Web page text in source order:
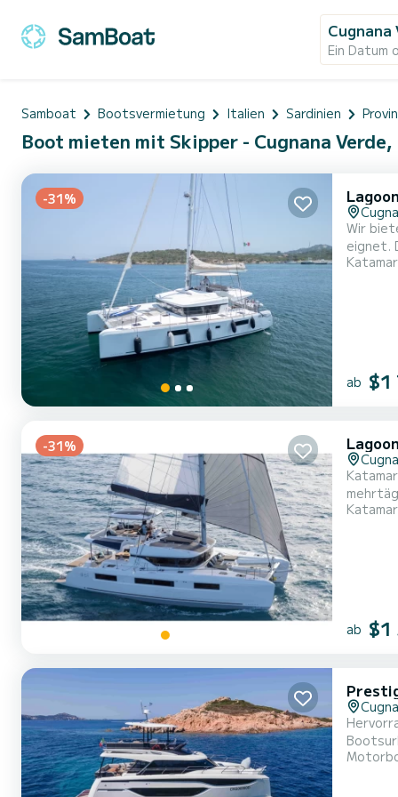
Cugnana
Ein Datum
Samboat Bootsvermietung Italien Sardinien
Boot mieten mit Skipper - Cugnana
-31%
Wir
eignet.
ab $1
-31%
mehrtägigen oder
ab $1
Bootsurlaub mit
tollen Tag